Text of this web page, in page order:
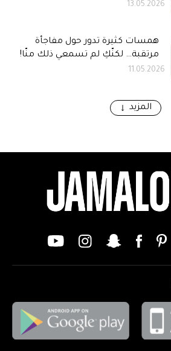
13.05.2026
همسات كثيرة تدور حول مفاجأة
مرتقبة… لكنّكِ لم تسمعي ذلك منّا!
11.05.2026
المزيد